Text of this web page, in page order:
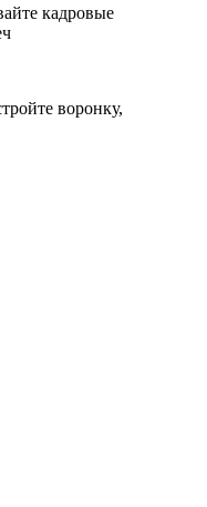
кадровые
воронку,